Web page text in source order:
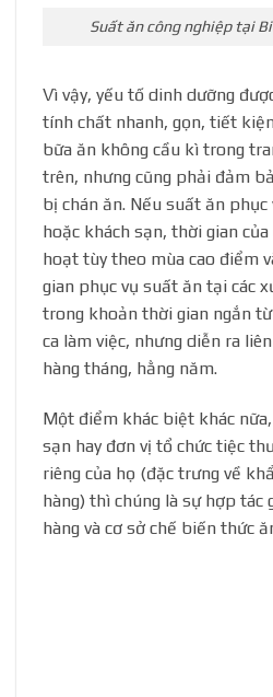
Suất ăn công nghiệp tại
Vì vậy, yếu tố dinh dưỡng
tính chất nhanh, gọn, tiết
bữa ăn không cầu kì trong
trên, nhưng cũng phải đảm
bị chán ăn. Nếu suất ăn phục
hoặc khách sạn, thời gian
hoạt tùy theo mùa cao điểm
gian phục vụ suất ăn tại các
trong khoản thời gian ngắn
ca làm việc, nhưng diễn ra
hàng tháng, hằng năm.
Một điểm khác biệt khác
sạn hay đơn vị tổ chức tiệc
riêng của họ (đặc trưng về
hàng) thì chúng là sự hợp tác
hàng và cơ sở chế biến thức